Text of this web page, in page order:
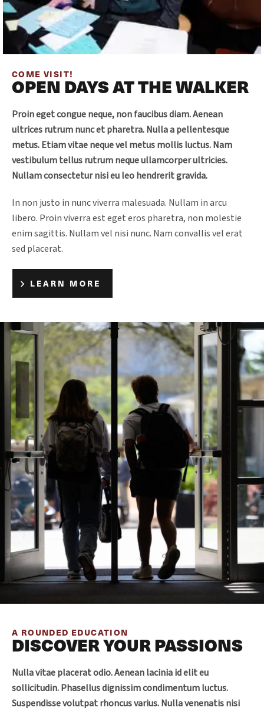
COME VISIT!
OPEN DAYS AT THE WALKER
Proin eget congue neque, non faucibus diam. Aenean
ultrices rutrum nunc et pharetra. Nulla a pellentesque
metus. Etiam vitae neque vel metus mollis luctus. Nam
vestibulum tellus rutrum neque ullamcorper ultricies.
Nullam consectetur nisi eu leo hendrerit gravida.
In non justo in nunc viverra malesuada. Nullam in arcu
libero. Proin viverra est eget eros pharetra, non molestie
enim sagittis. Nullam vel nisi nunc. Nam convallis vel erat
sed placerat.
LEARN MORE
A ROUNDED EDUCATION
DISCOVER YOUR PASSIONS
Nulla vitae placerat odio. Aenean lacinia id elit eu
sollicitudin. Phasellus dignissim condimentum luctus.
Suspendisse volutpat rhoncus varius. Nulla venenatis nisi